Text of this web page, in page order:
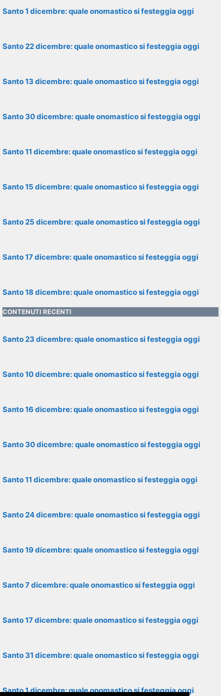
Santo 1 dicembre: quale onomastico si festeggia oggi
Santo 22 dicembre: quale onomastico si festeggia oggi
Santo 13 dicembre: quale onomastico si festeggia oggi
Santo 30 dicembre: quale onomastico si festeggia oggi
Santo 11 dicembre: quale onomastico si festeggia oggi
Santo 15 dicembre: quale onomastico si festeggia oggi
Santo 25 dicembre: quale onomastico si festeggia oggi
Santo 17 dicembre: quale onomastico si festeggia oggi
Santo 18 dicembre: quale onomastico si festeggia oggi
CONTENUTI RECENTI
Santo 23 dicembre: quale onomastico si festeggia oggi
Santo 10 dicembre: quale onomastico si festeggia oggi
Santo 16 dicembre: quale onomastico si festeggia oggi
Santo 30 dicembre: quale onomastico si festeggia oggi
Santo 11 dicembre: quale onomastico si festeggia oggi
Santo 24 dicembre: quale onomastico si festeggia oggi
Santo 19 dicembre: quale onomastico si festeggia oggi
Santo 7 dicembre: quale onomastico si festeggia oggi
Santo 17 dicembre: quale onomastico si festeggia oggi
Santo 31 dicembre: quale onomastico si festeggia oggi
Santo 1 dicembre: quale onomastico si festeggia oggi